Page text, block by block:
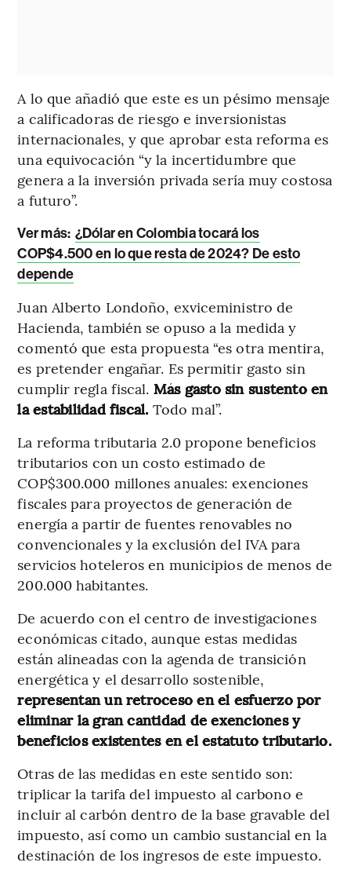
A lo que añadió que este es un pésimo mensaje
a calificadoras de riesgo e inversionistas
internacionales, y que aprobar esta reforma es
una equivocación “y la incertidumbre que
genera a la inversión privada sería muy costosa
a futuro”.
Ver más: ¿Dólar en Colombia tocará los
COP$4.500 en lo que resta de 2024? De esto
depende
Juan Alberto Londoño, exviceministro de
Hacienda, también se opuso a la medida y
comentó que esta propuesta “es otra mentira,
es pretender engañar. Es permitir gasto sin
cumplir regla fiscal. Más gasto sin sustento en
la estabilidad fiscal. Todo mal”.
La reforma tributaria 2.0 propone beneficios
tributarios con un costo estimado de
COP$300.000 millones anuales: exenciones
fiscales para proyectos de generación de
energía a partir de fuentes renovables no
convencionales y la exclusión del IVA para
servicios hoteleros en municipios de menos de
200.000 habitantes.
De acuerdo con el centro de investigaciones
económicas citado, aunque estas medidas
están alineadas con la agenda de transición
energética y el desarrollo sostenible,
representan un retroceso en el esfuerzo por
eliminar la gran cantidad de exenciones y
beneficios existentes en el estatuto tributario.
Otras de las medidas en este sentido son:
triplicar la tarifa del impuesto al carbono e
incluir al carbón dentro de la base gravable del
impuesto, así como un cambio sustancial en la
destinación de los ingresos de este impuesto.